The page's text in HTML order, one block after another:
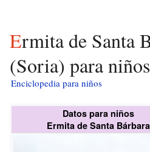
Ermita de Santa Bárbara
(Soria) para niños
Enciclopedia para niños
Datos para niños
Ermita de Santa Bárbara